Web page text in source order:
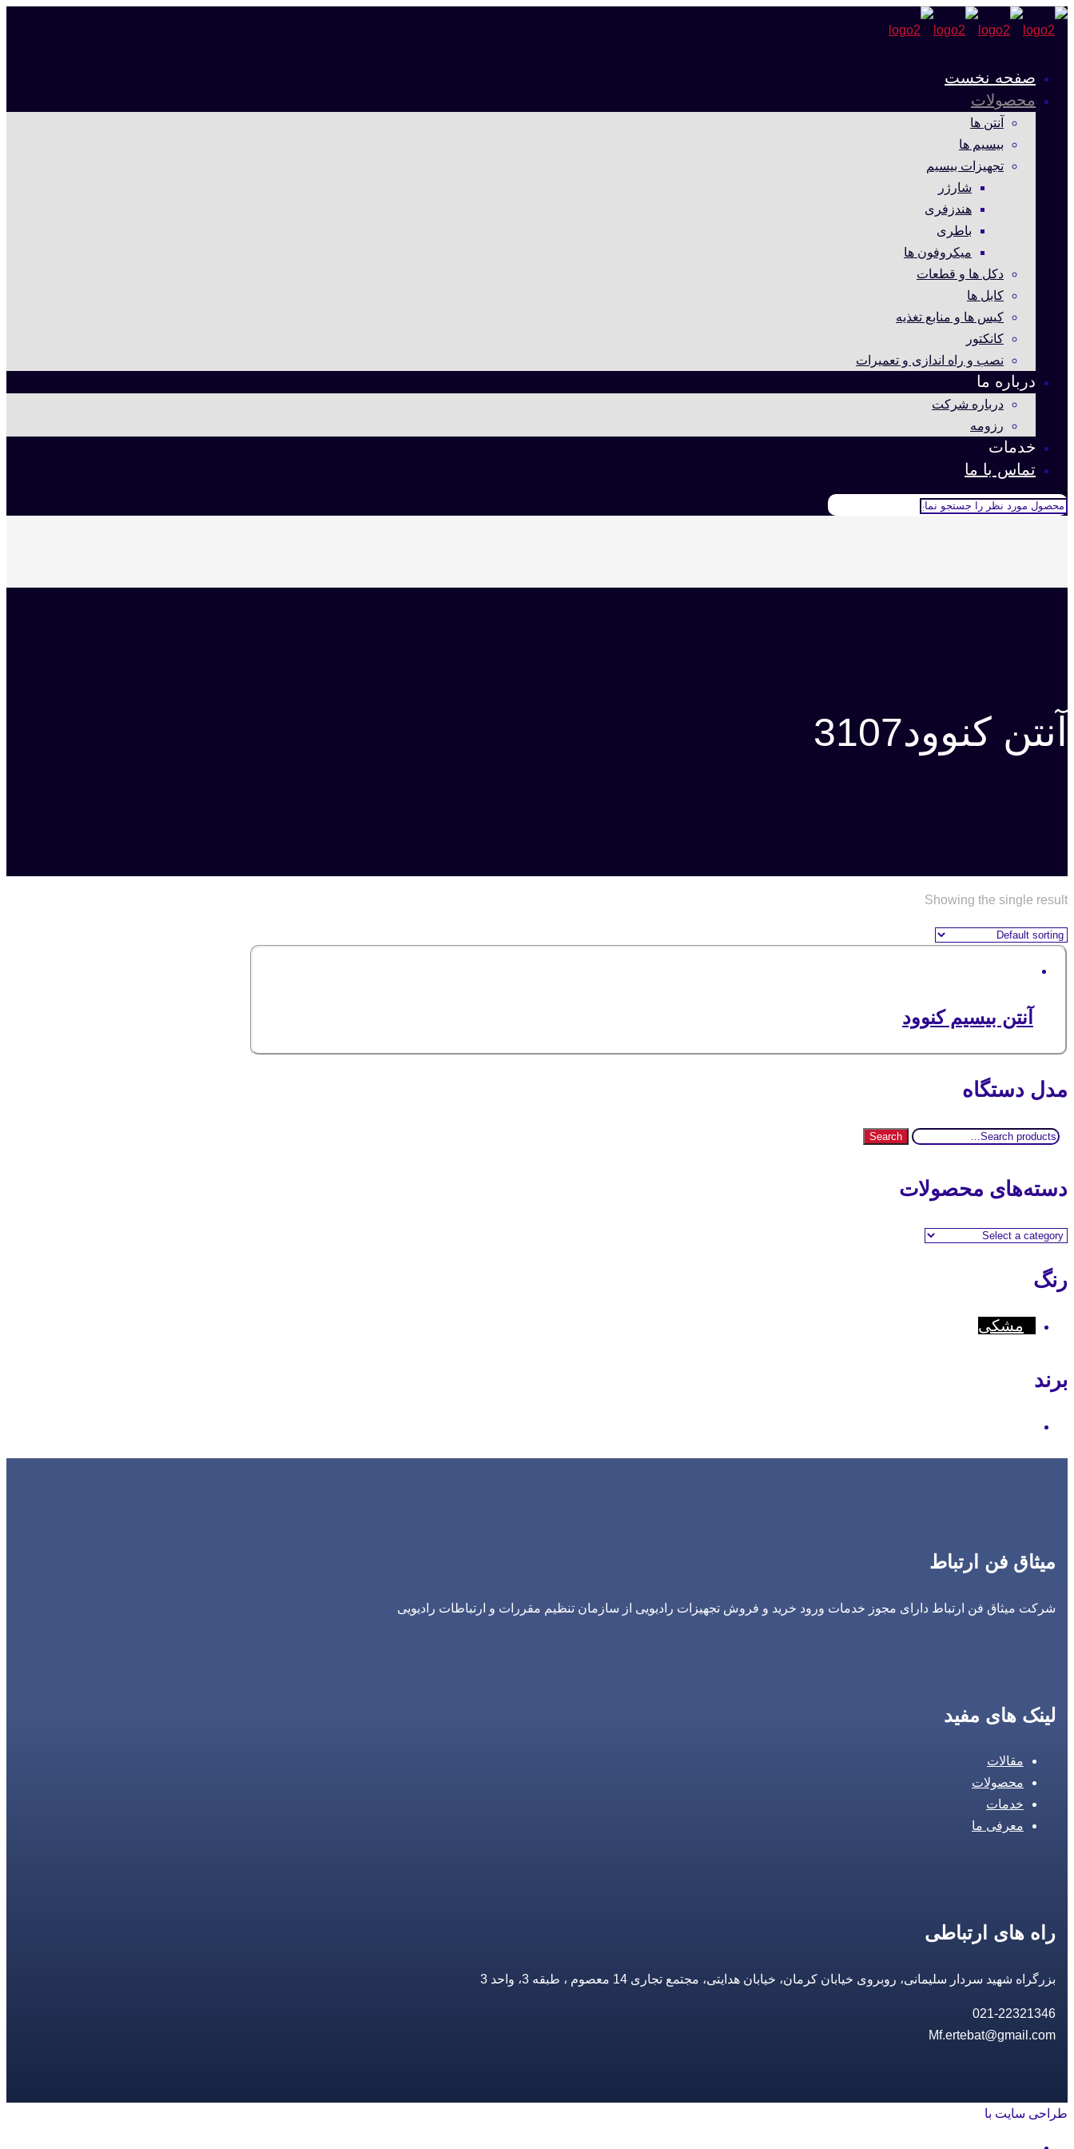
صفحه نخست
محصولات
آنتن ها
بیسیم ها
تجهیزات بیسیم
شارژر
هندزفری
باطری
میکروفون ها
دکل ها و قطعات
کابل ها
کیس ها و منابع تغذیه
کانکتور
نصب و راه اندازی و تعمیرات
درباره ما
درباره شرکت
رزومه
خدمات
تماس با ما
آنتن کنوود3107
Showing the single result
آنتن بیسیم کنوود
مدل دستگاه
Search
Search
دسته‌های محصولات
رنگ
مشکی
برند
میثاق فن ارتباط
شرکت میثاق فن ارتباط دارای مجوز خدمات ورود خرید و فروش تجهیزات رادیویی از سازمان تنظیم مقررات و ارتباطات رادیویی
لینک های مفید
مقالات
محصولات
خدمات
معرفی ما
راه های ارتباطی
بزرگراه شهید سردار سلیمانی، روبروی خیابان کرمان، خیابان هدایتی، مجتمع تجاری 14 معصوم ، طبقه 3، واحد 3
021-22321346
Mf.ertebat@gmail.com
طراحی سایت با